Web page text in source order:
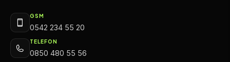
GSM
0542 234 55 20
TELEFON
0850 480 55 56